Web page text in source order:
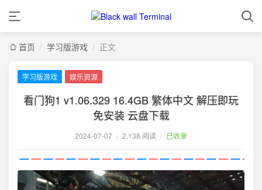
首页 / 学习版游戏 / 正文
学习版游戏 娱乐资源
看门狗1 v1.06.329 16.4GB 繁体中文 解压即玩
免安装 云盘下载
2024-07-07 / 2,138 阅读 / 已收录